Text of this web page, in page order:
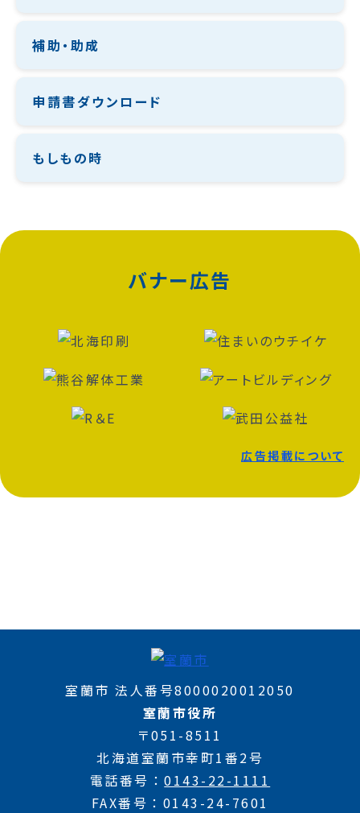
補助・助成
申請書ダウンロード
もしもの時
バナー広告
広告掲載について
室蘭市 法人番号8000020012050
室蘭市役所
〒051-8511
北海道室蘭市幸町1番2号
電話番号
0143-22-1111
FAX番号
0143-24-7601